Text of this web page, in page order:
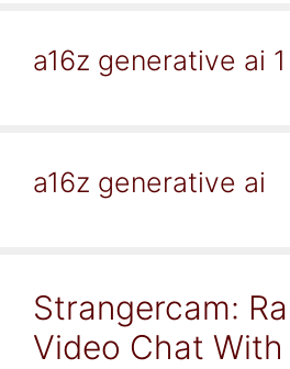
a16z generative ai 1
a16z generative ai
Strangercam:
Video Chat